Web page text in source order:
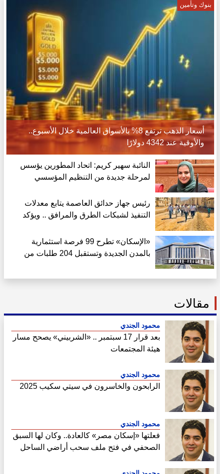
بنوك وتأمين
أسعار الذهب ترتفع 8% بالأسواق العالمية خلال الأسبوع..
والأوقية عند 4342 دولارًا
النائبة سهير كريم: اتحاد المطورين يؤسس
لمرحلة جديدة من التنظيم المؤسسي
رئيس جهاز حدائق العاصمة يتابع معدلات
التنفيذ لشبكات الطرق والمرافق .. ويؤكد
«الإسكان» تطرح 99 فرصة استثمارية
بالمدن الجديدة وتستقبل 204 طلبات من
مقالات
محمود الجندي
بعد قرار 17 سبتمبر .. «الشربيني» يصحح مسار
هيئة المجتمعات
محمود الجندي
الرابحون والخاسرون في سيتي سكيب 2025
محمود الجندي
فعلتها «إسكان مصر» كالعادة.. وكان لها السبق
الصحفي في فتح ملف سحب أراضي الساحل